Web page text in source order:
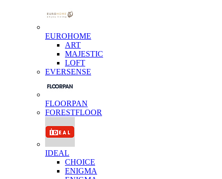
EUROHOME
ART
MAJESTIC
LOFT
EVERSENSE
FLOORPAN
FORESTFLOOR
IDEAL
CHOICE
ENIGMA